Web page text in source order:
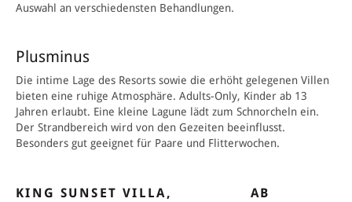
Auswahl an verschiedensten Behandlungen.
Plusminus
Die intime Lage des Resorts sowie die erhöht gelegenen Villen
bieten eine ruhige Atmosphäre. Adults-Only, Kinder ab 13
Jahren erlaubt. Eine kleine Lagune lädt zum Schnorcheln ein.
Der Strandbereich wird von den Gezeiten beeinflusst.
Besonders gut geeignet für Paare und Flitterwochen.
KING SUNSET VILLA, AB